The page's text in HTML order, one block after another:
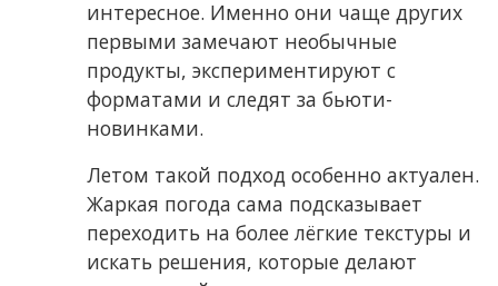
интересное. Именно они чаще других
первыми замечают необычные
продукты, экспериментируют с
форматами и следят за бьюти-
новинками.
Летом такой подход особенно актуален.
Жаркая погода сама подсказывает
переходить на более лёгкие текстуры и
искать решения, которые делают